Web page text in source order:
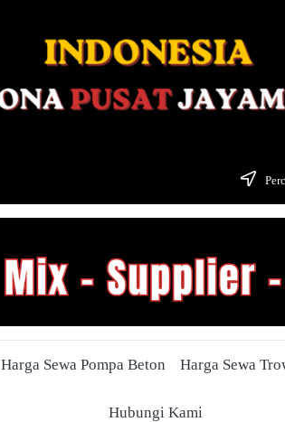
Harga Sewa Pompa Beton Harga Sewa
Hubungi Kami